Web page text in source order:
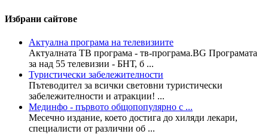
Избрани сайтове
Актуална програма на телевизиите
Актуалната ТВ програма - тв-програма.BG Програмата
за над 55 телевизии - БНТ, б ...
Туристически забележителности
Пътеводител за всички световни туристически
забележителности и атракции! ...
Мединфо - първото общопопулярно с ...
Месечно издание, което достига до хиляди лекари,
специалисти от различни об ...